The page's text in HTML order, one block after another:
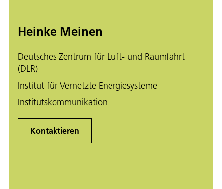
Heinke Meinen
Deutsches Zentrum für Luft- und Raumfahrt
(DLR)
Institut für Vernetzte Energiesysteme
Institutskommunikation
Kontaktieren